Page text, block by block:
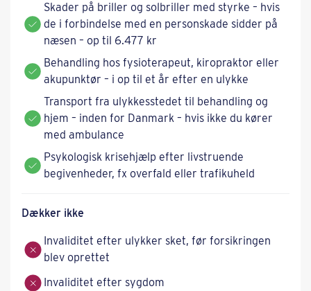
Skader på briller og solbriller med styrke – hvis
de i forbindelse med en personskade sidder på
næsen – op til 6.477 kr
Behandling hos fysioterapeut, kiropraktor eller
akupunktør – i op til et år efter en ulykke
Transport fra ulykkesstedet til behandling og
hjem – inden for Danmark – hvis ikke du kører
med ambulance
Psykologisk krisehjælp efter livstruende
begivenheder, fx overfald eller trafikuheld
Dækker ikke
Invaliditet efter ulykker sket, før forsikringen
blev oprettet
Invaliditet efter sygdom